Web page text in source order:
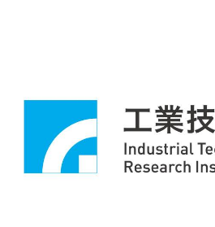
會。此次簽署在新竹縣政府秘書長
敬見證下，展現臺日地方政府與產
合作的決心。